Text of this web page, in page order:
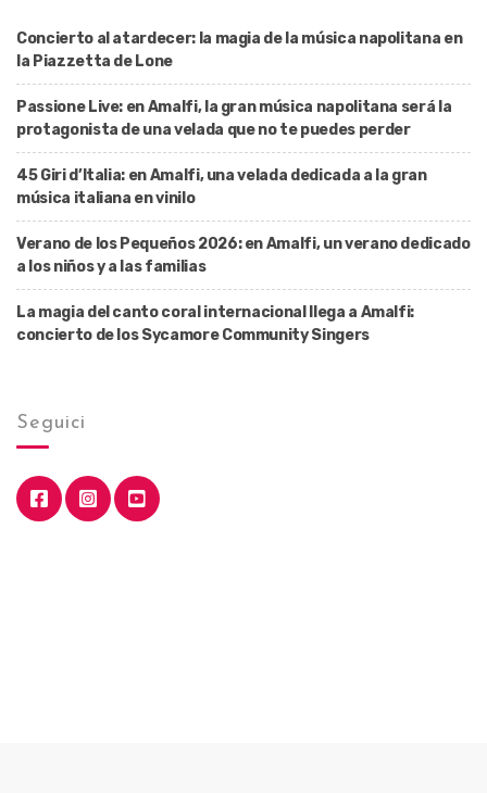
Concierto al atardecer: la magia de la música napolitana en
la Piazzetta de Lone
Passione Live: en Amalfi, la gran música napolitana será la
protagonista de una velada que no te puedes perder
45 Giri d’Italia: en Amalfi, una velada dedicada a la gran
música italiana en vinilo
Verano de los Pequeños 2026: en Amalfi, un verano dedicado
a los niños y a las familias
La magia del canto coral internacional llega a Amalfi:
concierto de los Sycamore Community Singers
Seguici